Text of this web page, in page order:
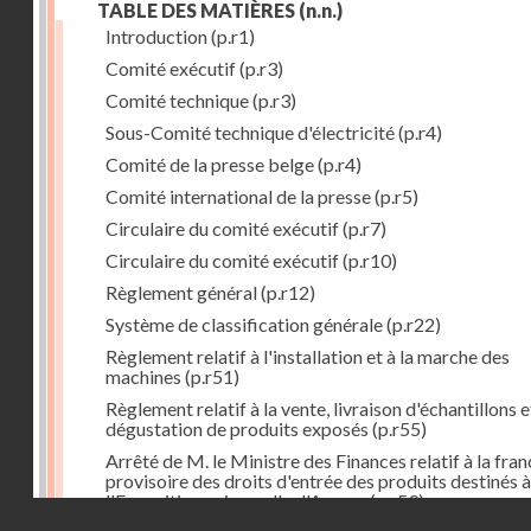
TABLE DES MATIÈRES (n.n.)
Introduction(p.r1)
Comité exécutif(p.r3)
Comité technique(p.r3)
Sous-Comité technique d'électricité(p.r4)
Comité de la presse belge(p.r4)
Comité international de la presse(p.r5)
Circulaire du comité exécutif(p.r7)
Circulaire du comité exécutif(p.r10)
Règlement général(p.r12)
Système de classification générale(p.r22)
Règlement relatif à l'installation et à la marche des
machines (p.r51)
Règlement relatif à la vente, livraison d'échantillons
dégustation de produits exposés (p.r55)
Arrêté de M. le Ministre des Finances relatif à la
provisoire des droits d'entrée des produits destinés à
l'Exposition universelle d'Anvers(p.r59)